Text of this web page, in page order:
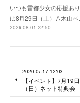
いつも雷都少女の応援あ
は8月29日（土）八木山
2026.08.01 22:50
2020.07.17 12:03
【イベント】7月19日
（日）ネット特典会